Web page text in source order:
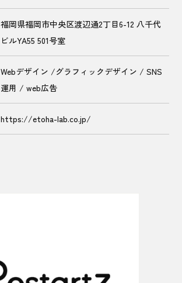
福岡県福岡市中央区渡辺通2丁目6-12 八千代
ビルYA55 501号室
Webデザイン /グラフィックデザイン / SNS
運用 / web広告
https://etoha-lab.co.jp/